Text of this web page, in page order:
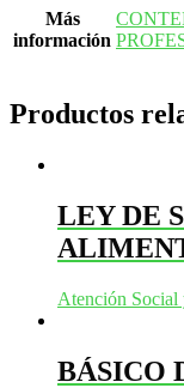
Más
información
Productos
LEY DE
Atención Social
BÁSICO